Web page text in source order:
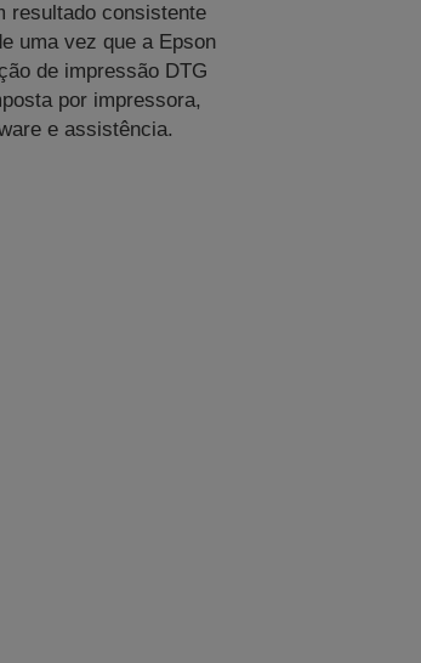
resultado consistente
uma vez que a Epson
de impressão DTG
por impressora,
e assistência.